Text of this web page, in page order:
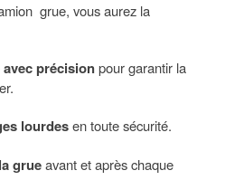
grue, vous aurez la
précisionpour garantir la
lourdesen toute sécurité.
grueavant et après chaque